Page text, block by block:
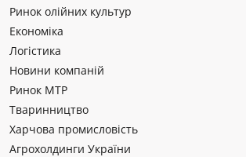
Ринок олійних культур
Економіка
Логістика
Новини компаній
Ринок МТР
Тваринництво
Харчова промисловість
Агрохолдинги України